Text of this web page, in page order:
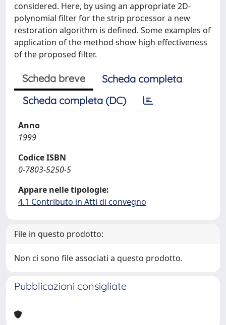
considered. Here, by using an appropriate 2D-
polynomial filter for the strip processor a new
restoration algorithm is defined. Some examples of
application of the method show high effectiveness
of the proposed filter.
Scheda breve
Scheda completa
Scheda completa (DC)
Anno
1999
Codice ISBN
0-7803-5250-5
Appare nelle tipologie:
4.1 Contributo in Atti di convegno
File in questo prodotto:
Non ci sono file associati a questo prodotto.
Pubblicazioni consigliate